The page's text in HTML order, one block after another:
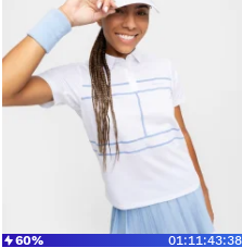
60% 01:11:43:37